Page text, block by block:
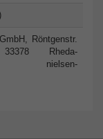
Röntgenstr.
Rheda-
nielsen-